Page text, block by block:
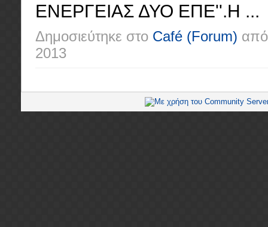
ΕΝΕΡΓΕΙΑΣ ΔΥΟ ΕΠΕ''.Η ...
Δημοσιεύτηκε στο Café (Forum)
2013